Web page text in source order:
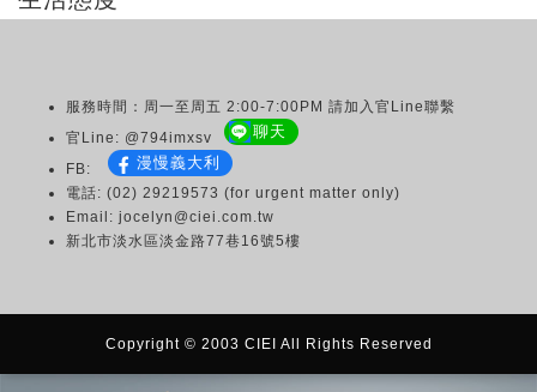
服務時間：周一至周五 2:00-7:00PM 請加入官Line聯繫
官Line: @794imxsv
聊天
FB: 漫慢義大利
電話: (02) 29219573 (for urgent matter only)
Email: jocelyn@ciei.com.tw
新北市淡水區淡金路77巷16號5樓
Copyright © 2003 CIEI All Rights Reserved